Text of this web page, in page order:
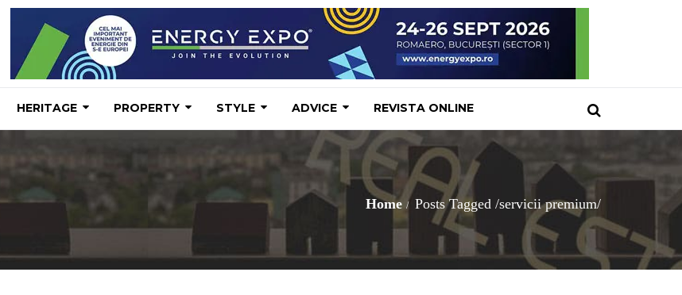
HERITAGE PROPERTY STYLE ADVICE REVISTA ONLINE
Home Posts Tagged /servicii premium/